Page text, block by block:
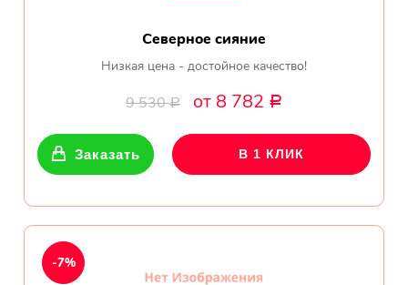
Северное сияние
Низкая цена - достойное качество!
9 530Р от 8 782 Р
Заказать В 1 КЛИК
-7%